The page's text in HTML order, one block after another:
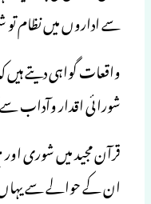
سے اداروں میں نظام
واقعات گواہی دیتے
شورائی اقدار وآداب
قرآن مجید میں شوری
ان کے حوالے سے